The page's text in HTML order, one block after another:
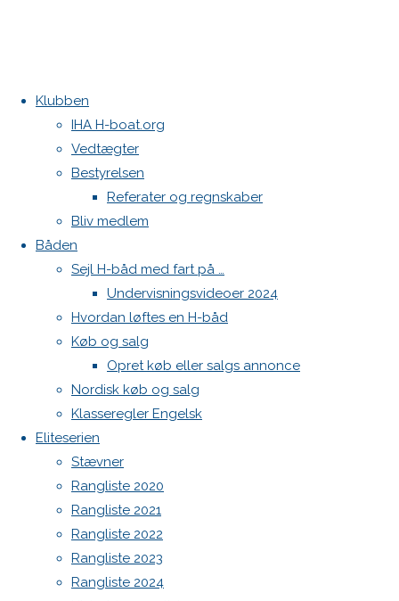
Klubben
IHA H-boat.org
Vedtægter
Bestyrelsen
Referater og regnskaber
Bliv medlem
Båden
Sejl H-båd med fart på …
Undervisningsvideoer 2024
Hvordan løftes en H-båd
Køb og salg
Opret køb eller salgs annonce
Nordisk køb og salg
Klasseregler Engelsk
Eliteserien
Stævner
Rangliste 2020
Rangliste 2021
Rangliste 2022
Rangliste 2023
Rangliste 2024
Home
Køb og
North Sails fok og storsejl 2024 sælges
Storsejl
H-
båd
købes
19.
oktober
202419.
oktober
2024 Køb
og salg
Kontakt
Danske H-bådssejlere
Klubben: klubben@H-båd.dk
kontakt
Find os på
Seneste på H-båd.dk
Sejl, spilerstrømpe og rullefok-presenning til H-båd:
Høj Jensen fokke til salg
Spilerstage/Spinlock jollevest xl
Log ind
WordPress.org